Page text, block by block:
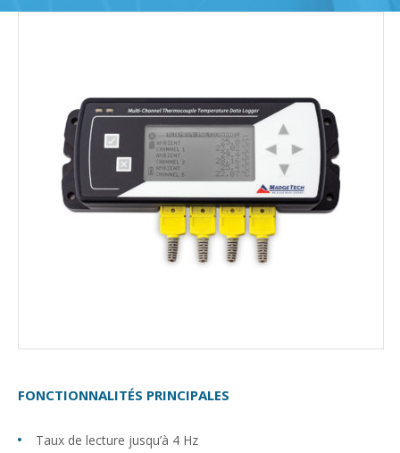
FONCTIONNALITÉS PRINCIPALES
Taux de lecture jusqu’à 4 Hz